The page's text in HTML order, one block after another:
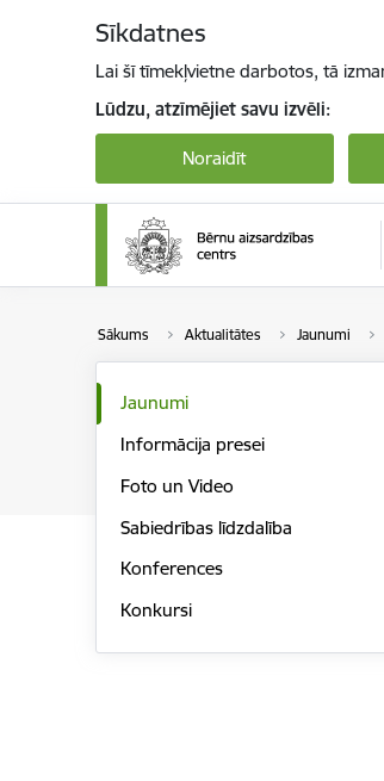
Sīkdatnes
Lai šī tīmekļvietne darbotos, tā
Lūdzu, atzīmējiet savu izvēli:
Noraidīt
Sākums Aktualitātes Jaunumi
Jaunumi
Informācija presei
Foto un Video
Sabiedrības līdzdalība
Konferences
Konkursi